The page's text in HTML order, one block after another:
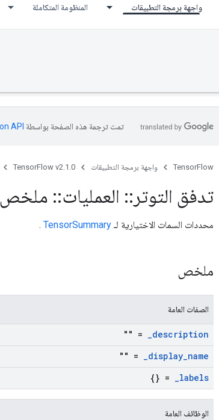
واجهة برمجة التطبيقات المنظومة المتكاملة
تمت ترجمة هذه الصفحة بواسطة API‏
TensorFlow واجهة برمجة التطبيقات TensorFlow v2.1.0
تدفق التوتر :: العمليات:: ملخص
محددات السمات الاختيارية لـ TensorSummary
.
ملخص
الصفات العامة
description
_
= ""
display_name
_
= ""
labels
_
= {}
الوظائف العامة